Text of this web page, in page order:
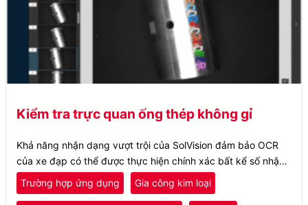
Kiểm tra trực quan ống thép không gỉ
Khả năng nhận dạng vượt trội của SolVision đảm bảo OCR
của xe đạp có thể được thực hiện chính xác bất kể số nhận
dạng trông như thế nào hoặc mức độ khúc xạ ánh sáng.
Trường hợp ứng dụng Gia công kim loại